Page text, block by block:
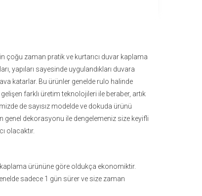
çoğu zaman pratik ve kurtarıcı duvar kaplama
yapıları sayesinde uygulandıkları duvara
katarlar. Bu ürünler genelde rulo halinde
gelişen farklı üretim teknolojileri ile beraber, artık
de sayısız modelde ve dokuda ürünü
genel dekorasyonu ile dengelemeniz size keyifli
olacaktır.
ürününe göre oldukça ekonomiktir.
sadece 1 gün sürer ve size zaman